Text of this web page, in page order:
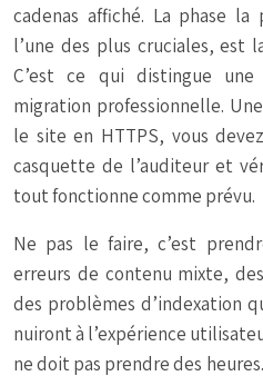
cadenas affiché. La phase
l’une des plus cruciales, est
C’est ce qui distingue une
migration professionnelle.
le site en HTTPS, vous
casquette de l’auditeur et
tout fonctionne comme prévu.
Ne pas le faire, c’est
erreurs de contenu mixte,
des problèmes d’indexation
nuiront à l’expérience
ne doit pas prendre des